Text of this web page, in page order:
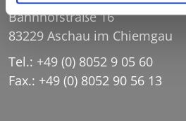
Bahnhofstraße 16
83229 Aschau im Chiemgau
Tel.: +49 (0) 8052 9 05 60
Fax.: +49 (0) 8052 90 56 13